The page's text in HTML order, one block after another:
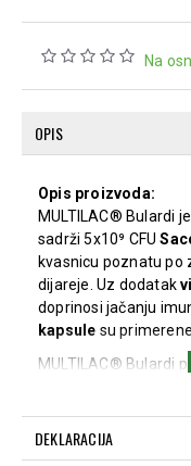
Na
OPIS
Opis proizvoda:
MULTILAC® Bulardi je
sadrži 5x10⁹ CFU
kvasnicu poznatu po
dijareje. Uz dodatak
doprinosi jačanju
kapsule su
MULTILAC® Bulardi
stanjima koja
DEKLARACIJA